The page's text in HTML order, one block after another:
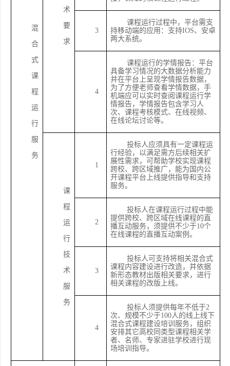
混
合
式
课
程
运
行
服
务
术
要
求
3
课程运行过程中，平台需支
持移动端的应用：支持IOS、安卓
两大系统。
4
课程运行的学情报告：平台
具备学习情况的大数据分析能力
并在平台上呈现学情报告数据，
为了方便老师查看学情数据，手
机端应可以实时查阅课程运行学
情报告，学情报告包含学习人
次、课程考核模式、在线视频、
在线论坛讨论等。
课
程
运
行
技
术
服
务
1
投标人应须具有一定课程运
行经验，以满足需方后续相关扩
展性需求，可帮助学校实现课程
跨校、跨区域推广，能为国内公
开课程平台上线提供指导和支持
服务。
2
投标人在课程运行过程中能
提供跨校、跨区域在线课程的直
播互动服务，须提供不少于10个
在线课程的直播互动案例。
3
投标人可支持将相关混合式
课程内容建设进行改造，并依据
新形态教材出版相关要求，进行
相关课程的改版上线。
4
投标人须提供每年不低于2
次、规模不少于100人的线上线下
混合式课程建设培训服务，组织
安排其它高校同类型课程相关学
者、名师、专家进驻学校进行现
场培训指导。